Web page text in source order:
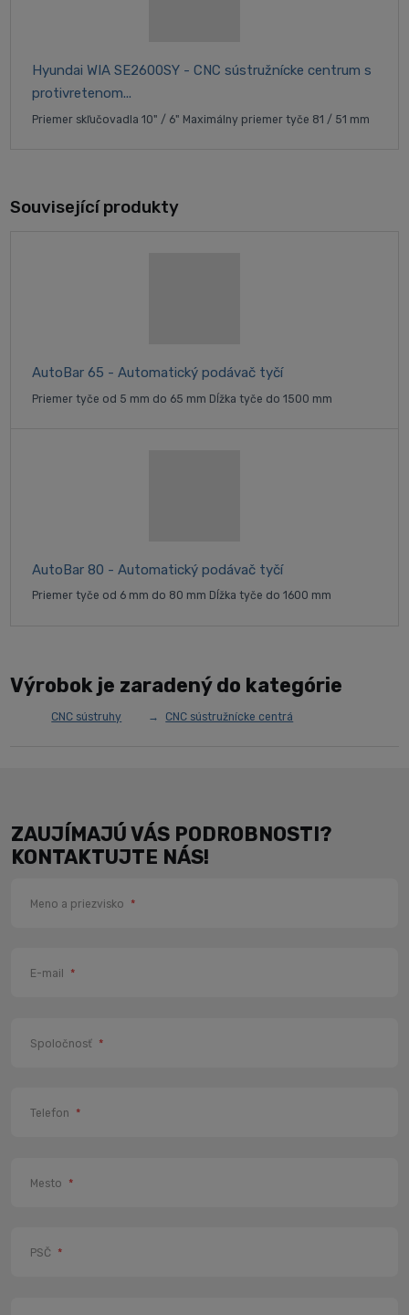
Hyundai WIA SE2600SY - CNC sústružnícke centrum s
protivretenom...
Priemer skľučovadla 10" / 6" Maximálny priemer tyče 81 / 51 mm
Související produkty
AutoBar 65 - Automatický podávač tyčí
Priemer tyče od 5 mm do 65 mm Dĺžka tyče do 1500 mm
AutoBar 80 - Automatický podávač tyčí
Priemer tyče od 6 mm do 80 mm Dĺžka tyče do 1600 mm
Výrobok je zaradený do kategórie
CNC sústruhy CNC sústružnícke centrá
ZAUJÍMAJÚ VÁS PODROBNOSTI?
KONTAKTUJTE NÁS!
Meno a priezvisko *
E-mail *
Spoločnosť *
Telefon *
Mesto *
PSČ *